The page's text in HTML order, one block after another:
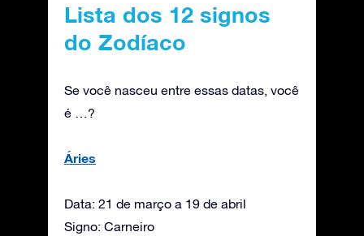
Lista dos 12 signos
do Zodíaco
Se você nasceu entre essas datas, você
é …?
Áries
Data: 21 de março a 19 de abril
Signo: Carneiro